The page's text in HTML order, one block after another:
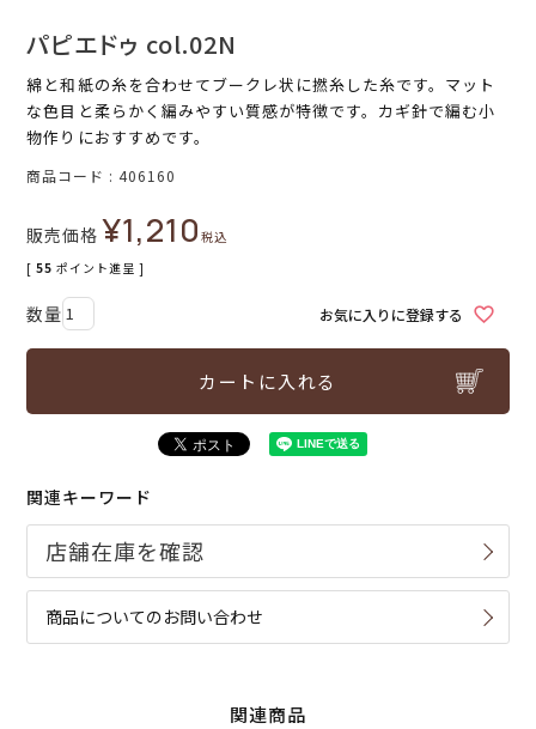
パピエドゥ col.02N
綿と和紙の糸を合わせてブークレ状に撚糸した糸です。マット
な色目と柔らかく編みやすい質感が特徴です。カギ針で編む小
物作りにおすすめです。
商品コード 406160
販売価格 ¥1,210税込
[ 55 ポイント進呈 ]
お気に入りに登録する
カートに入れる
関連キーワード
商品についてのお問い合わせ
関連商品